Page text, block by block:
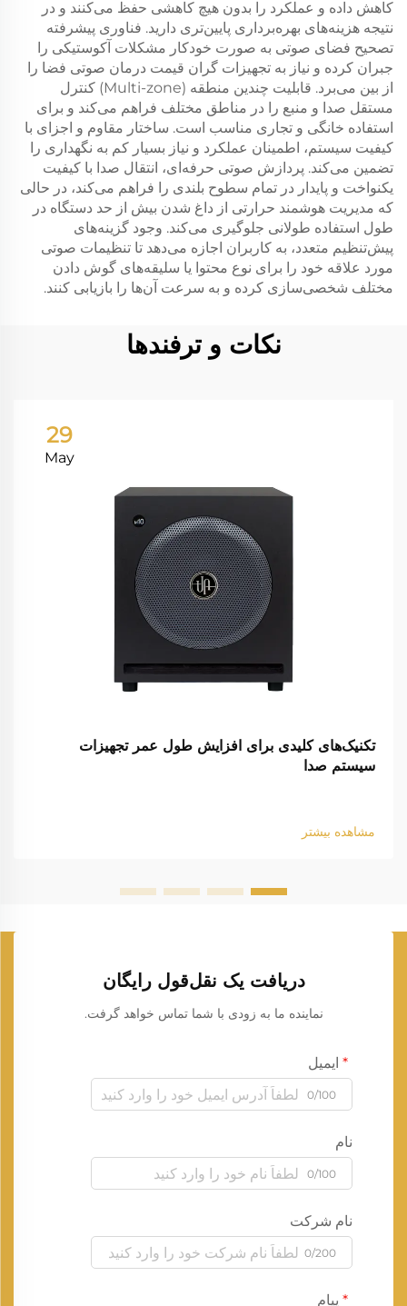
کاهش داده و عملکرد را بدون هیچ کاهشی حفظ می‌کنند و در
نتیجه هزینه‌های بهره‌برداری پایین‌تری دارید. فناوری پیشرفته
تصحیح فضای صوتی به صورت خودکار مشکلات آکوستیکی را
جبران کرده و نیاز به تجهیزات گران قیمت درمان صوتی فضا را
از بین می‌برد. قابلیت چندین منطقه (Multi-zone) کنترل
مستقل صدا و منبع را در مناطق مختلف فراهم می‌کند و برای
استفاده خانگی و تجاری مناسب است. ساختار مقاوم و اجزای با
کیفیت سیستم، اطمینان عملکرد و نیاز بسیار کم به نگهداری را
تضمین می‌کند. پردازش صوتی حرفه‌ای، انتقال صدا با کیفیت
یکنواخت و پایدار در تمام سطوح بلندی را فراهم می‌کند، در حالی
که مدیریت هوشمند حرارتی از داغ شدن بیش از حد دستگاه در
طول استفاده طولانی جلوگیری می‌کند. وجود گزینه‌های
پیش‌تنظیم متعدد، به کاربران اجازه می‌دهد تا تنظیمات صوتی
مورد علاقه خود را برای نوع محتوا یا سلیقه‌های گوش دادن
مختلف شخصی‌سازی کرده و به سرعت آن‌ها را بازیابی کنند.
نکات و ترفندها
29
May
تکنیک‌های کلیدی برای افزایش طول عمر تجهیزات
سیستم صدا
مشاهده بیشتر
دریافت یک نقل‌قول رایگان
نماینده ما به زودی با شما تماس خواهد گرفت.
ایمیل
0/100
نام
0/100
نام شرکت
0/200
پیام